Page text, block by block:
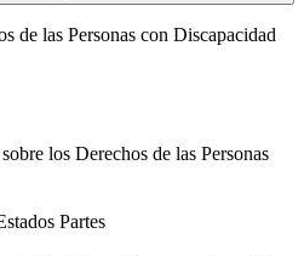
de las Personas con Discapacidad
los Derechos de las Personas
Partes